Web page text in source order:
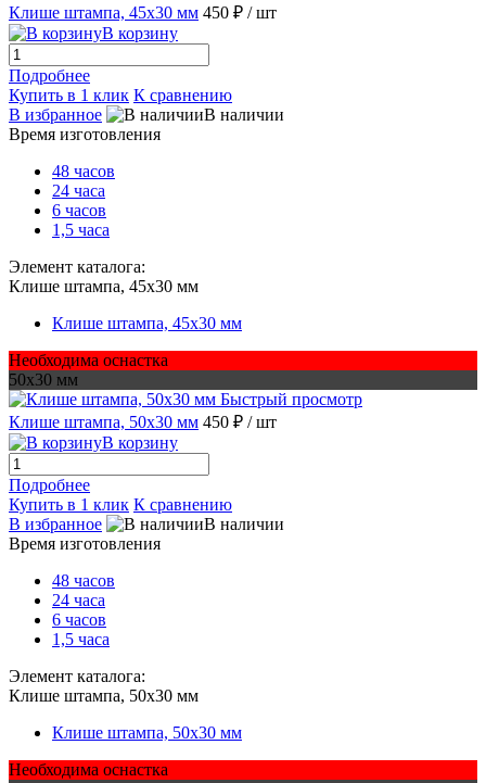
Клише штампа, 45х30 мм 450 ₽ / шт
В корзину
Подробнее
Купить в 1 клик К сравнению
В избранное
В наличии
Время изготовления
48 часов
24 часа
6 часов
1,5 часа
Элемент каталога:
Клише штампа, 45х30 мм
Клише штампа, 45х30 мм
Необходима оснастка
50х30 мм
Быстрый просмотр
Клише штампа, 50х30 мм 450 ₽ / шт
В корзину
Подробнее
Купить в 1 клик К сравнению
В избранное
В наличии
Время изготовления
48 часов
24 часа
6 часов
1,5 часа
Элемент каталога:
Клише штампа, 50х30 мм
Клише штампа, 50х30 мм
Необходима оснастка